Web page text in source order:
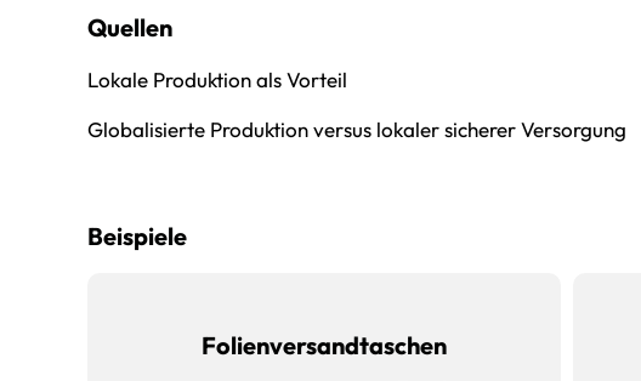
Quellen
Lokale Produktion als Vorteil
Globalisierte Produktion versus lokaler sicherer Versorgung
Beispiele
Folienversandtaschen